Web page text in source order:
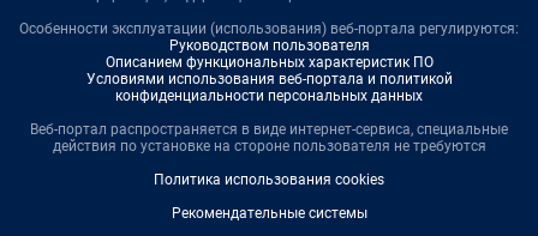
Особенности эксплуатации (использования) веб-портала регулируются:
Руководством пользователя
Описанием функциональных характеристик ПО
Условиями использования веб-портала и политикой
конфиденциальности персональных данных
Веб-портал распространяется в виде интернет-сервиса, специальные
действия по установке на стороне пользователя не требуются
Политика использования cookies
Рекомендательные системы